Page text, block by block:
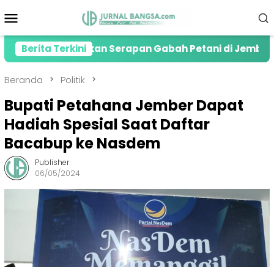
ke
Mobile
Berita Terkini
Serapan Gabah Petani di Jember
Beranda Politik
Bupati Petahana Jember Dapat
Hadiah Spesial Saat Daftar
Bacabup ke Nasdem
Publisher
06/05/2024